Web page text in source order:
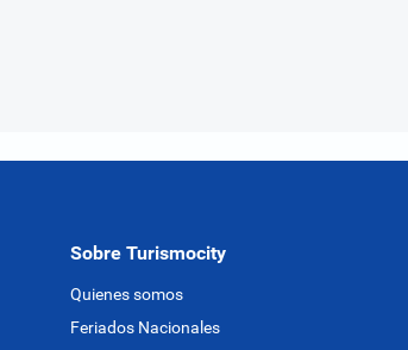
Sobre Turismocity
Quienes somos
Feriados Nacionales